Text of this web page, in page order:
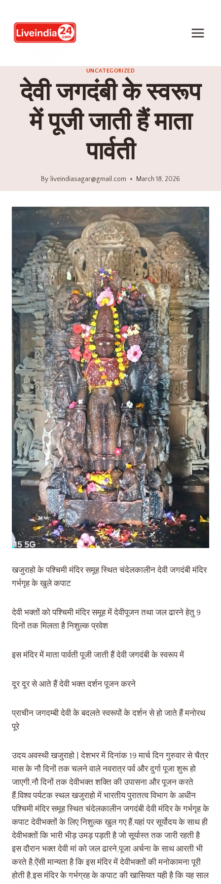
UNCATEGORIZED
देवी जगदंबी के स्वरूप
में पूजी जाती हैं माता
पार्वती
By liveindiasagar@gmail.com March 18, 2026
खजुराहो के पश्चिमी मंदिर समूह स्थित चंदेलकालीन देवी जगदंबी मंदिर
गर्भगृह के खुले कपाट
देवी भक्तों को पश्चिमी मंदिर समूह में देवीपूजन तथा जल ढारने हेतु 9
दिनों तक मिलता है निशुल्क प्रवेश
इस मंदिर में माता पार्वती पूजी जाती हैं देवी जगदंबी के स्वरूप में
दूर दूर से आते हैं देवी भक्त दर्शन पूजन करने
प्राचीन जगदम्बी देवी के बदलते स्वरूपों के दर्शन से हो जाते हैं मनोरथ
पूरे
उदय अवस्थी खजुराहो | देशभर में दिनांक 19 मार्च दिन गुरुवार से चैत्र
मास के नौ दिनों तक चलने वाले नवरात्र पर्व और दुर्गा पूजा शुरू हो
जाएगी,नौ दिनों तक देवीभक्त शक्ति की उपासना और पूजन करते
हैं,विश्व पर्यटक स्थल खजुराहो में भारतीय पुरातत्व विभाग के अधीन
पश्चिमी मंदिर समूह स्थित चंदेलकालीन जगदंबी देवी मंदिर के गर्भगृह के
कपाट देवीभक्तों के लिए निशुल्क खुल गए हैं,यहां पर सूर्योदय के साथ ही
देवीभक्तों कि भारी भीड़ उमड़ पड़ती है जो सूर्यास्त तक जारी रहती है
इस दौरान भक्त देवी मां को जल ढारने,पूजा अर्चना के साथ आरती भी
करते है,ऐंसी मान्यता है कि इस मंदिर में देवीभक्तों की मनोकामना पूरी
होती है,इस मंदिर के गर्भग्रह के कपाट की खासियत यही है कि यह साल